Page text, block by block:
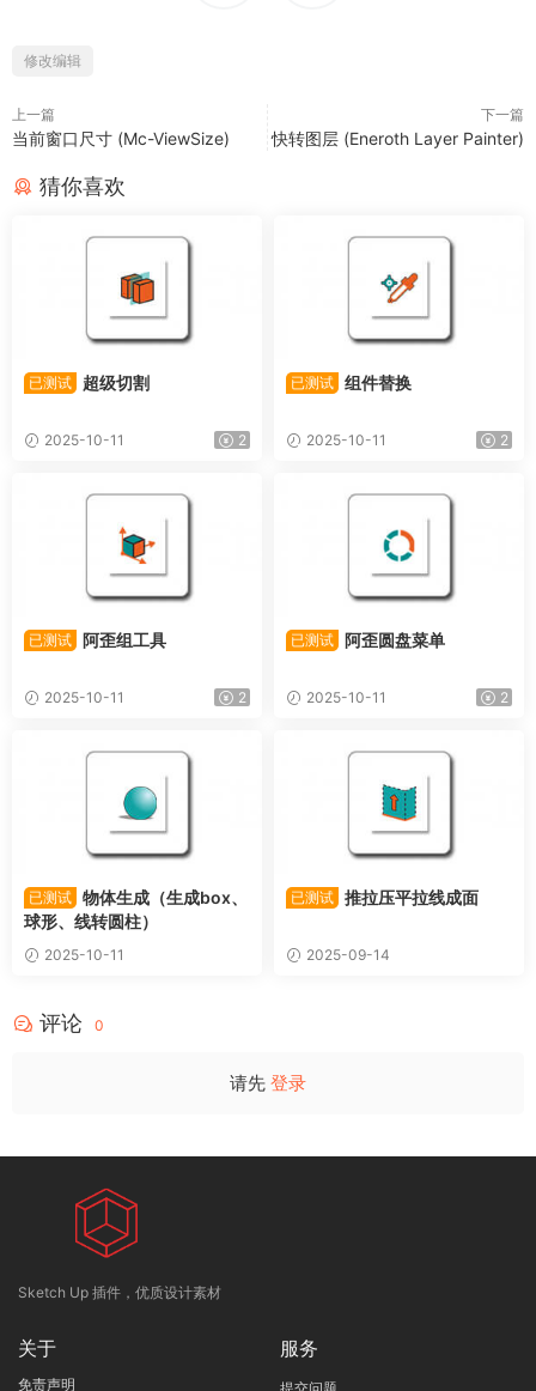
修改编辑
上一篇
当前窗口尺寸 (Mc-ViewSize)
下一篇
快转图层 (Eneroth Layer Painter)
猜你喜欢
已测试 超级切割
2025-10-11 2
已测试 组件替换
2025-10-11 2
已测试 阿歪组工具
2025-10-11 2
已测试 阿歪圆盘菜单
2025-10-11 2
已测试 物体生成（生成box、
球形、线转圆柱）
2025-10-11
已测试 推拉压平拉线成面
2025-09-14
评论 0
请先 登录
Sketch Up 插件，优质设计素材
关于
免责声明
服务